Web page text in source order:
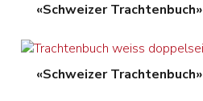
«Schweizer Trachtenbuch»
«Schweizer Trachtenbuch»